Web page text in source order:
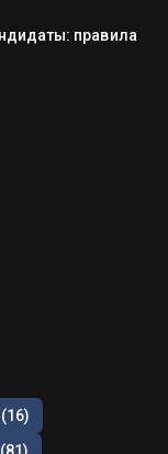
правила
(16)
(81)